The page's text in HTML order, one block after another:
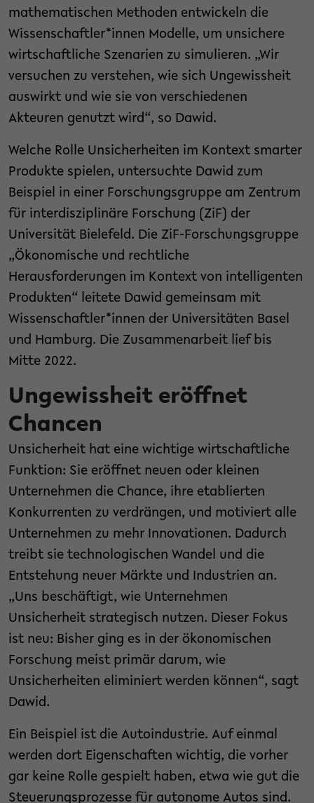
mathematischen Methoden entwickeln die
Wissenschaftler*innen Modelle, um unsichere
wirtschaftliche Szenarien zu simulieren. „Wir
versuchen zu verstehen, wie sich Ungewissheit
auswirkt und wie sie von verschiedenen
Akteuren genutzt wird“, so Dawid.
Welche Rolle Unsicherheiten im Kontext smarter
Produkte spielen, untersuchte Dawid zum
Beispiel in einer Forschungsgruppe am Zentrum
für interdisziplinäre Forschung (ZiF) der
Universität Bielefeld. Die ZiF-Forschungsgruppe
„Ökonomische und rechtliche
Herausforderungen im Kontext von intelligenten
Produkten“ leitete Dawid gemeinsam mit
Wissenschaftler*innen der Universitäten Basel
und Hamburg. Die Zusammenarbeit lief bis
Mitte 2022.
Ungewissheit eröffnet
Chancen
Unsicherheit hat eine wichtige wirtschaftliche
Funktion: Sie eröffnet neuen oder kleinen
Unternehmen die Chance, ihre etablierten
Konkurrenten zu verdrängen, und motiviert alle
Unternehmen zu mehr Innovationen. Dadurch
treibt sie technologischen Wandel und die
Entstehung neuer Märkte und Industrien an.
„Uns beschäftigt, wie Unternehmen
Unsicherheit strategisch nutzen. Dieser Fokus
ist neu: Bisher ging es in der ökonomischen
Forschung meist primär darum, wie
Unsicherheiten eliminiert werden können“, sagt
Dawid.
Ein Beispiel ist die Autoindustrie. Auf einmal
werden dort Eigenschaften wichtig, die vorher
gar keine Rolle gespielt haben, etwa wie gut die
Steuerungsprozesse für autonome Autos sind.